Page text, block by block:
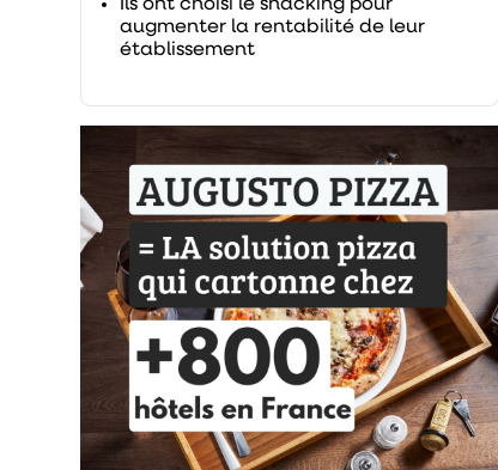
Ils ont choisi le snacking pour
augmenter la rentabilité de leur
établissement